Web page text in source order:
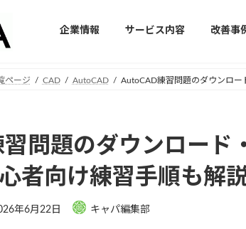
企業情報 サービス内容 改善事
ページ CAD AutoCAD AutoCAD練習問題のダウンロー
問題のダウンロード
者向け練習手順も解
年6月22日 キャパ編集部